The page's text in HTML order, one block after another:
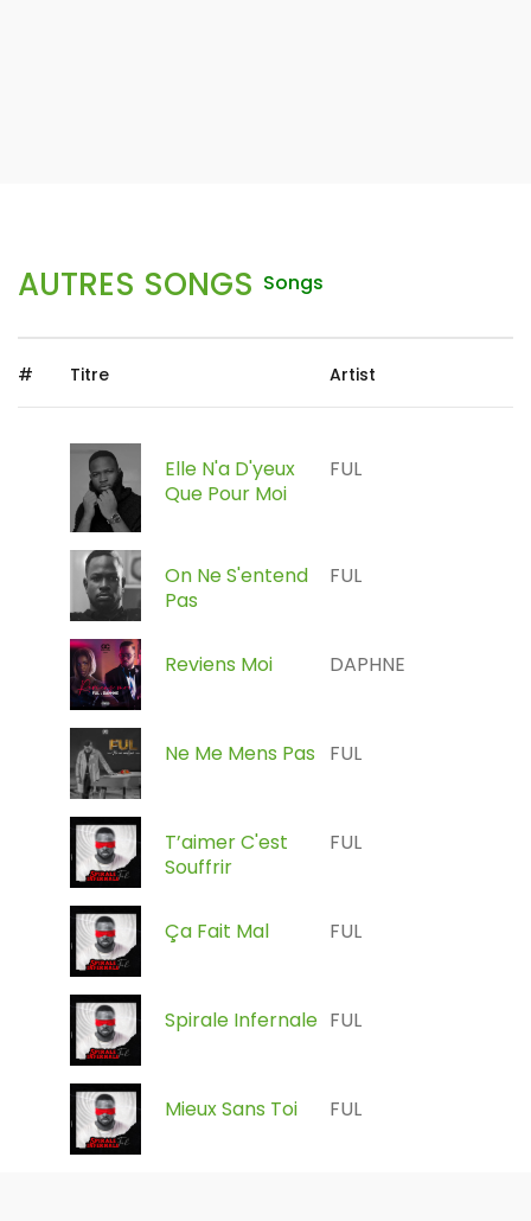
AUTRES SONGS Songs
# Titre Artist
Elle N'a D'yeux
Que Pour Moi
FUL
On Ne S'entend
Pas
FUL
Reviens Moi DAPHNE
Ne Me Mens Pas FUL
T’aimer C'est
Souffrir
FUL
Ça Fait Mal FUL
Spirale Infernale FUL
Mieux Sans Toi FUL